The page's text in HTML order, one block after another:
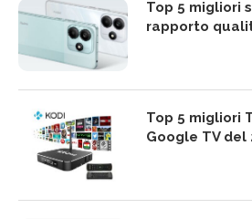
Top 5 migliori
rapporto
Top 5 migliori
Google TV del